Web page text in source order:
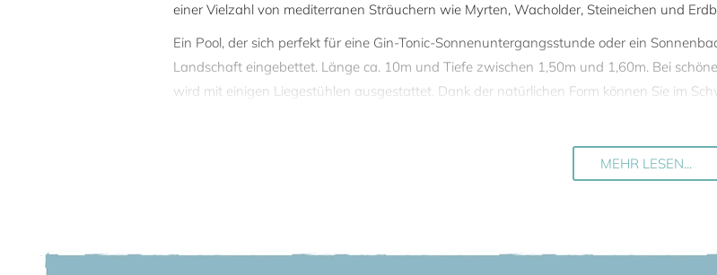
einer Vielzahl von mediterranen Sträuchern wie Myrten, Wacholder, Steineichen und
Ein Pool, der sich perfekt für eine Gin-Tonic-Sonnenuntergangsstunde oder ein
Landschaft eingebettet. Länge ca. 10m und Tiefe zwischen 1,50m und 1,60m. Bei
wird mit einigen Liegestühlen ausgestattet. Dank der natürlichen Form können Sie im
Auf einer großen überdachten Terrasse vor dem Wohnzimmer sowie einer zweiten, in
Meer an dieser Stelle ausreichend tief und dank der Strömung und dem trockenen und
MEHR LESEN...